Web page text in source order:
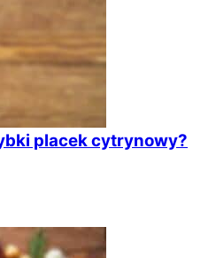
placek cytrynowy?